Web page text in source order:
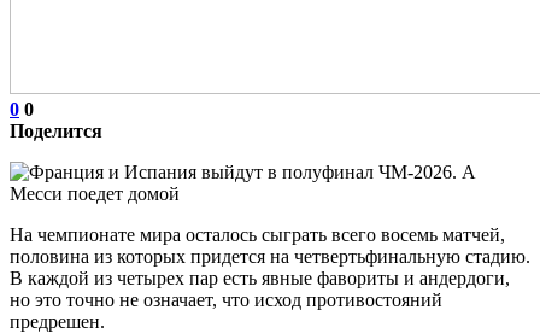
0 0
Поделится
На чемпионате мира осталось сыграть всего восемь матчей,
половина из которых придется на четвертьфинальную стадию.
В каждой из четырех пар есть явные фавориты и андердоги,
но это точно не означает, что исход противостояний
предрешен.